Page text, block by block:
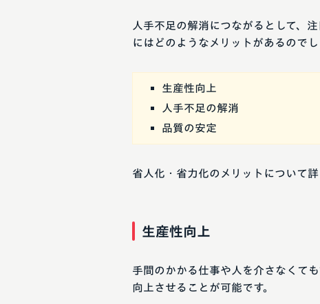
人手不足の解消につながるとして、
にはどのようなメリットがあるのでし
生産性向上
人手不足の解消
品質の安定
省人化・省力化のメリットについて詳
生産性向上
手間のかかる仕事や人を介さなくて
向上させることが可能です。